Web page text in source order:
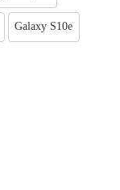
Galaxy S10e